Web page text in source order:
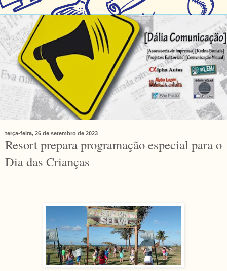
terça-feira, 26 de setembro de 2023
Resort prepara programação especial para o
Dia das Crianças